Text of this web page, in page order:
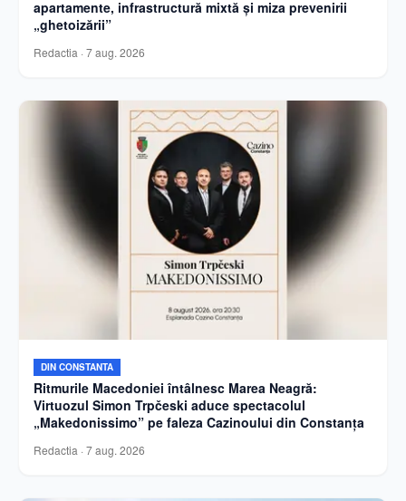
apartamente, infrastructură mixtă și miza prevenirii
„ghetoizării”
Redactia · 7 aug. 2026
DIN CONSTANTA
Ritmurile Macedoniei întâlnesc Marea Neagră:
Virtuozul Simon Trpčeski aduce spectacolul
„Makedonissimo” pe faleza Cazinoului din Constanța
Redactia · 7 aug. 2026